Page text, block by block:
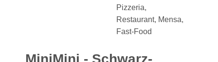
Pizzeria,
Restaurant, Mensa,
Fast-Food
MiniMini - Schwarz-